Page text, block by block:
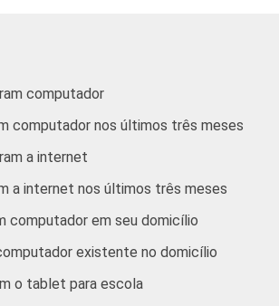
a Internet alguma vez na vida e alunos
computador
computador nos últimos três meses
a internet
a internet nos últimos três meses
computador em seu domicílio
existente no domicílio
o tablet para escola